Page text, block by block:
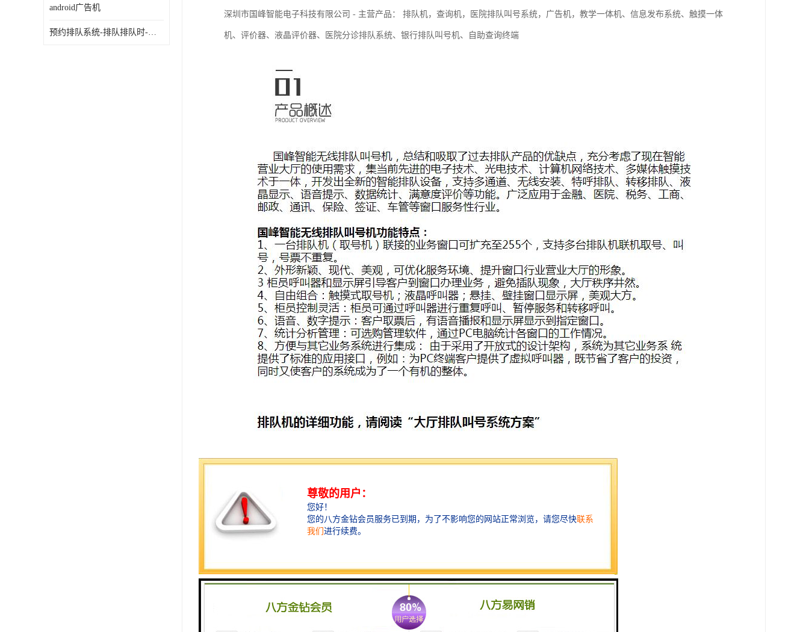
android广告机
预约排队系统-排队排队时-排动排号系统和排队的使用方法
深圳市国峰智能电子科技有限公司 - 主营产品： 排队机，查询机，医院排队叫号系统，广告机，教学一体机、信息发布系统、触摸一体
机、评价器、液晶评价器、医院分诊排队系统、银行排队叫号机、自助查询终端
排队叫号机大厅排队系统功能介绍：
1. 大厅排队大厅排队系统可支持100种业务以上
2. 大厅排队系统支持十台以上联机统一发号
3. 大厅排队系统支持多个等候区提示等候信息，各等候区语音及显示可立
5. 大厅排队系统各项业务的按键客户完全可以按个性化自主设计更换
6. 大厅排队系统各项业务队列客户完全可以自主按需任意增减
7. 大厅排队系统各项业务的等待人数客户完全可以自主设定在界面上显示并可任意排版